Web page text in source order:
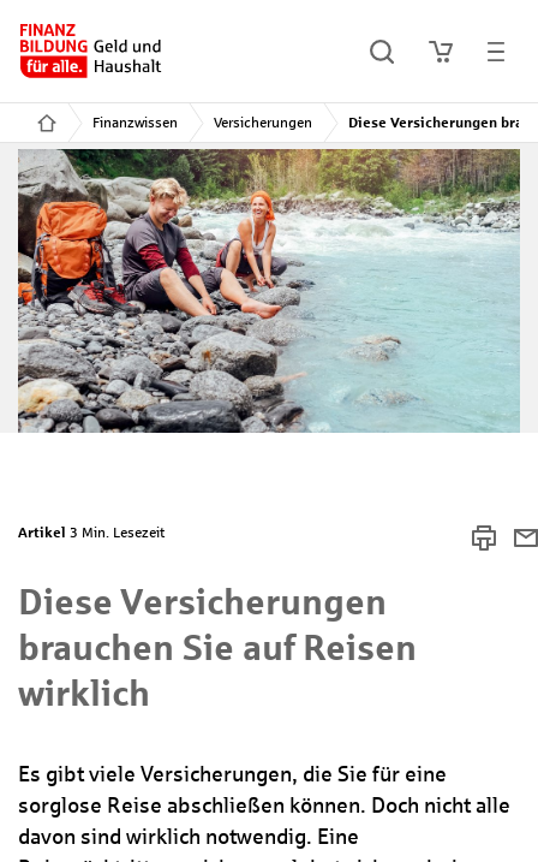
Finanzwissen Versicherungen Diese Versicherungen
Artikel 3 Min. Lesezeit
Diese Versicherungen
brauchen Sie auf Reisen
wirklich
Es gibt viele Versicherungen, die Sie für eine
sorglose Reise abschließen können. Doch nicht alle
davon sind wirklich notwendig. Eine